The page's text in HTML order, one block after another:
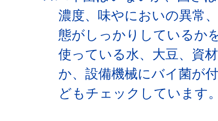
濃度、味やにおいの異常
態がしっかりしているか
使っている水、大豆、資
か、設備機械にバイ菌が
どもチェックしています